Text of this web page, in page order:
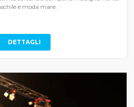
e moda mare.
DETTAGLI